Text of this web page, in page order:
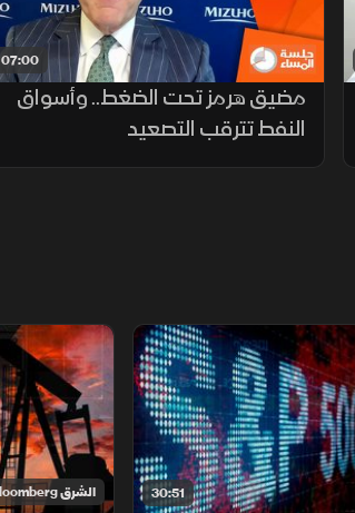
07:00
مضيق هرمز تحت الضغط.. وأسواق
النفط تترقب التصعيد
30:51 الشرق Bloomberg